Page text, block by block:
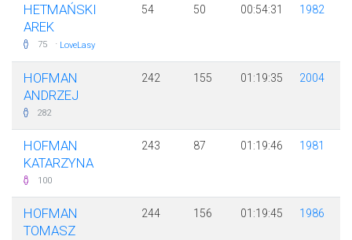
HETMAŃSKI
AREK
75 · LoveLasy
54 50 00:54:31 1982
HOFMAN
ANDRZEJ
282
242 155 01:19:35 2004
HOFMAN
KATARZYNA
100
243 87 01:19:46 1981
HOFMAN
TOMASZ
244 156 01:19:45 1986